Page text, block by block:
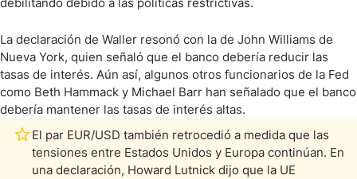
La declaración de Waller resonó con la de John Williams de
Nueva York, quien señaló que el banco debería reducir las
tasas de interés. Aún así, algunos otros funcionarios de la Fed
como Beth Hammack y Michael Barr han señalado que el banco
debería mantener las tasas de interés altas.
El par EUR/USD también retrocedió a medida que las
tensiones entre Estados Unidos y Europa continúan. En
una declaración, Howard Lutnick dijo que la UE